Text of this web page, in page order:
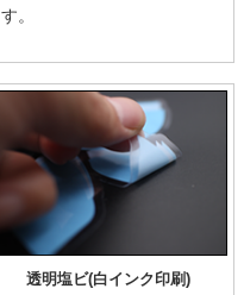
す。
透明塩ビ(白インク印刷)